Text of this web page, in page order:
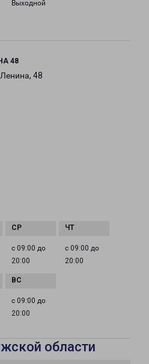
Выходной
48
48
с 09:00 до
20:00
с 09:00 до
20:00
с 09:00 до
20:00
области